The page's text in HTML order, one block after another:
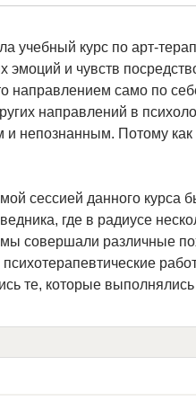
учебный курс по арт-
эмоций и чувств
направлением само по
направлений в
и непознанным. Потому
сессией данного курса
где в радиусе
совершали различные
те, которые